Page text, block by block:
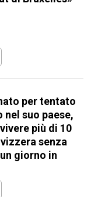
per tentato
suo paese,
più di 10
senza
giorno in